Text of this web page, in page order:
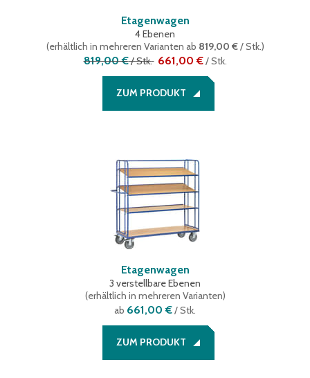
Etagenwagen
4 Ebenen
(erhältlich in mehreren Varianten ab 819,00 €/ Stk.)
819,00 €/Stk. 661,00 €/Stk.
ZUM PRODUKT
Etagenwagen
3 verstellbare Ebenen
(erhältlich in mehreren Varianten)
ab 661,00 €/ Stk.
ZUM PRODUKT